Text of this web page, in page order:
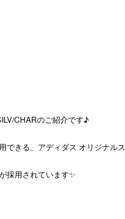
CHARのご紹介です♪
できる、アディダス オリジナルス
採用されています✨